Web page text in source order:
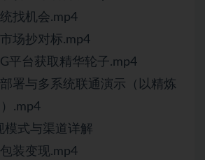
找机会.mp4
场抄对标.mp4
台获取精华轮子.mp4
署与多系统联通演示（以精炼
.mp4
式与渠道详解
装变现.mp4